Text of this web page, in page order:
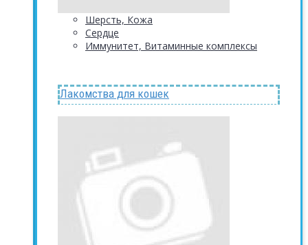
Шерсть, Кожа
Сердце
Иммунитет, Витаминные комплексы
Лакомства для кошек